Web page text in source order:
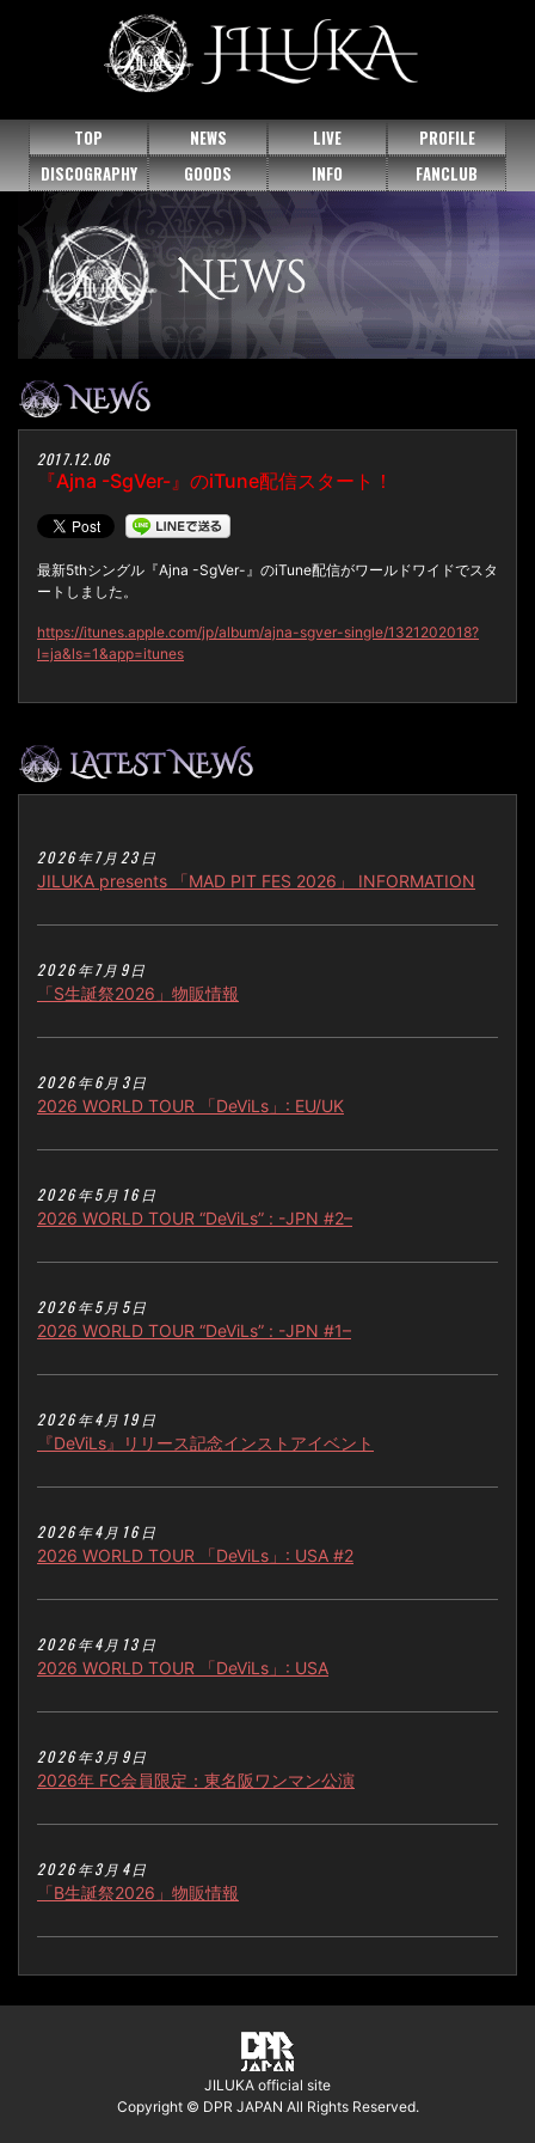
TOP NEWS LIVE
PROFILE
DISCOGRAPHY
GOODS INFO FANCLUB
2017.12.06
『Ajna -SgVer-』のiTune配信スタート！
最新5thシングル『Ajna -SgVer-』のiTune配信がワールドワイドでスタ
ートしました。
https://itunes.apple.com/jp/album/ajna-sgver-single/1321202018?
l=ja&ls=1&app=itunes
2026年7月23日
JILUKA presents 「MAD PIT FES 2026」 INFORMATION
2026年7月9日
「S生誕祭2026」物販情報
2026年6月3日
2026 WORLD TOUR 「DeViLs」: EU/UK
2026年5月16日
2026 WORLD TOUR “DeViLs” : -JPN #2–
2026年5月5日
2026 WORLD TOUR “DeViLs” : -JPN #1–
2026年4月19日
『DeViLs』リリース記念インストアイベント
2026年4月16日
2026 WORLD TOUR 「DeViLs」: USA #2
2026年4月13日
2026 WORLD TOUR 「DeViLs」: USA
2026年3月9日
2026年 FC会員限定：東名阪ワンマン公演
2026年3月4日
「B生誕祭2026」物販情報
JILUKA official site
Copyright © DPR JAPAN All Rights Reserved.